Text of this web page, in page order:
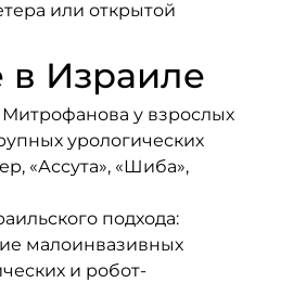
или открытой
в Израиле
у взрослых
урологических
«Ассута», «Шиба»,
подхода:
малоинвазивных
и робот-